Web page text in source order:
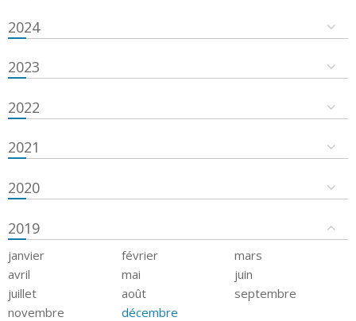
2024
2023
2022
2021
2020
2019
janvier février
mars
avril
mai
juin
juillet
août
septembre
novembre
décembre